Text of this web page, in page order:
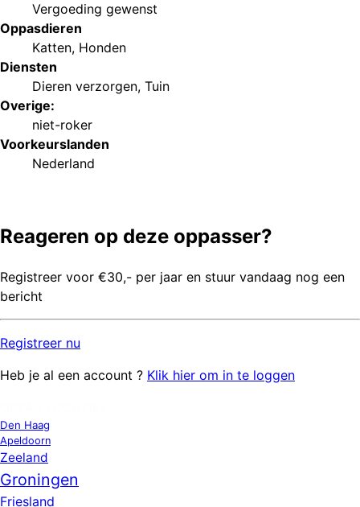
Vergoeding gewenst
Oppasdieren
Katten, Honden
Diensten
Dieren verzorgen, Tuin
Overige:
niet-roker
Voorkeurslanden
Nederland
Reageren op deze oppasser?
Registreer voor €30,- per jaar en stuur vandaag nog een
bericht
Registreer nu
Heb je al een account ? Klik hier om in te loggen
Den Haag
Apeldoorn
Zeeland
Groningen
Friesland